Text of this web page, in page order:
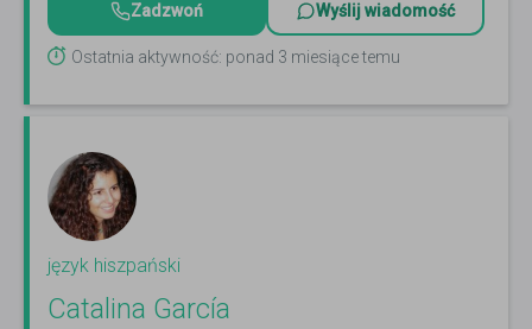
Zadzwoń Wyślij wiadomość
Ostatnia aktywność: ponad 3 miesiące temu
język hiszpański
Catalina García